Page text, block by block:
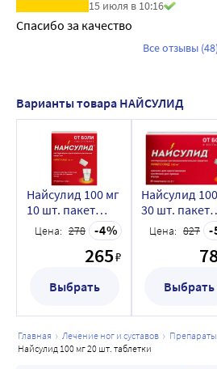
контроль концентрации лития в
глибенкламидом, теофиллином,
комбинация алюминия и магния
наблюдалось.
Нимесулид подавляет активность
При одновременном применении
препаратов, метаболизирующихся
фермента, концентрация
может повышаться.
При одновременном применении с
противоэпилептическими
(кетоконазол),
амоксициллином в сочетании с
возможен аддитивный
15 июля в 10:16
Спасибо за качество
Все отзывы (48)
Варианты товара НАЙСУЛИД
Найсулид 100 мг
10 шт. пакет
гранулы для
приготовления
суспензии для
Цена: 278 4
265₽
Выбрать
Найсулид
30 шт. пакет
гранулы для
суспензии
Цена: 827
Выбрать
главная лечение ног и суставов
найсулид 100 мг 20 шт. таблетки